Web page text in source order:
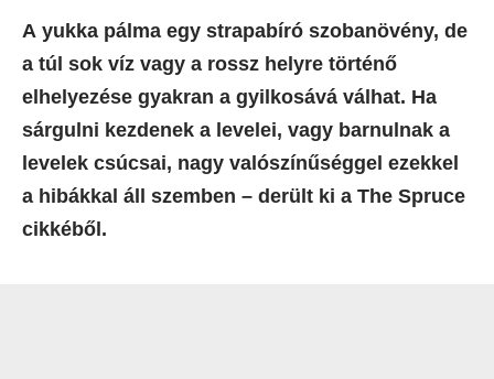
A yukka pálma egy strapabíró szobanövény, de
a túl sok víz vagy a rossz helyre történő
elhelyezése gyakran a gyilkosává válhat. Ha
sárgulni kezdenek a levelei, vagy barnulnak a
levelek csúcsai, nagy valószínűséggel ezekkel
a hibákkal áll szemben – derült ki a The Spruce
cikkéből.